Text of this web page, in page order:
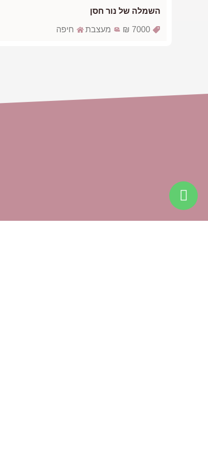
השמלה של נור חסן
7000 ₪ מעצבת חיפה